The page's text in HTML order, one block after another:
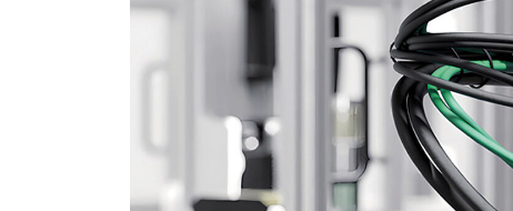
BRANCHE